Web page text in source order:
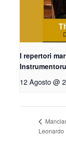
I repertori
12 Agosto @
Leonardo